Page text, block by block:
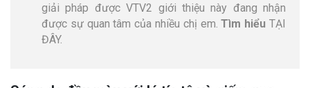
giải pháp được VTV2 giới thiệu này đang nhận
được sự quan tâm của nhiều chị em.Tìm hiểu TẠI
ĐÂY.